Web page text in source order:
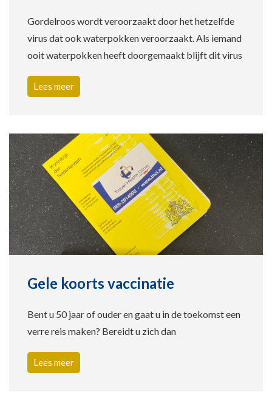
Gordelroos wordt veroorzaakt door het hetzelfde
virus dat ook waterpokken veroorzaakt. Als iemand
ooit waterpokken heeft doorgemaakt blijft dit virus
Lees meer
Gele koorts vaccinatie
Bent u 50 jaar of ouder en gaat u in de toekomst een
verre reis maken? Bereidt u zich dan
Lees meer